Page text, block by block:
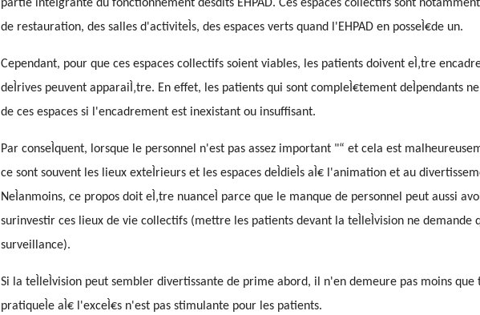
partie inteÌgrante du fonctionnement desdits EHPAD. Ces espaces collectifs sont notamment
de restauration, des salles d'activiteÌs, des espaces verts quand l'EHPAD en posseÌ€de un.
Cependant, pour que ces espaces collectifs soient viables, les patients doivent eÌ‚tre
deÌrives peuvent apparaiÌ‚tre. En effet, les patients qui sont compleÌ€tement deÌpendants
de ces espaces si l'encadrement est inexistant ou insuffisant.
Par conseÌquent, lorsque le personnel n'est pas assez important "“ et cela est
ce sont souvent les lieux exteÌrieurs et les espaces deÌdieÌs aÌ€ l'animation et au
NeÌanmoins, ce propos doit eÌ‚tre nuanceÌ parce que le manque de personnel peut aussi
surinvestir ces lieux de vie collectifs (mettre les patients devant la teÌleÌvision ne demande
surveillance).
Si la teÌleÌvision peut sembler divertissante de prime abord, il n'en demeure pas moins que
pratiqueÌe aÌ€ l'exceÌ€s n'est pas stimulante pour les patients.